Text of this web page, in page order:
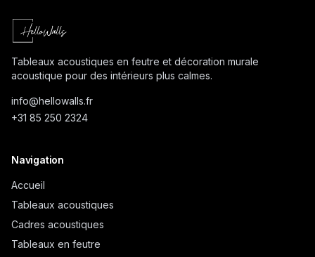
Tableaux acoustiques en feutre et décoration murale
acoustique pour des intérieurs plus calmes.
info@hellowalls.fr
+31 85 250 2324
Navigation
Accueil
Tableaux acoustiques
Cadres acoustiques
Tableaux en feutre